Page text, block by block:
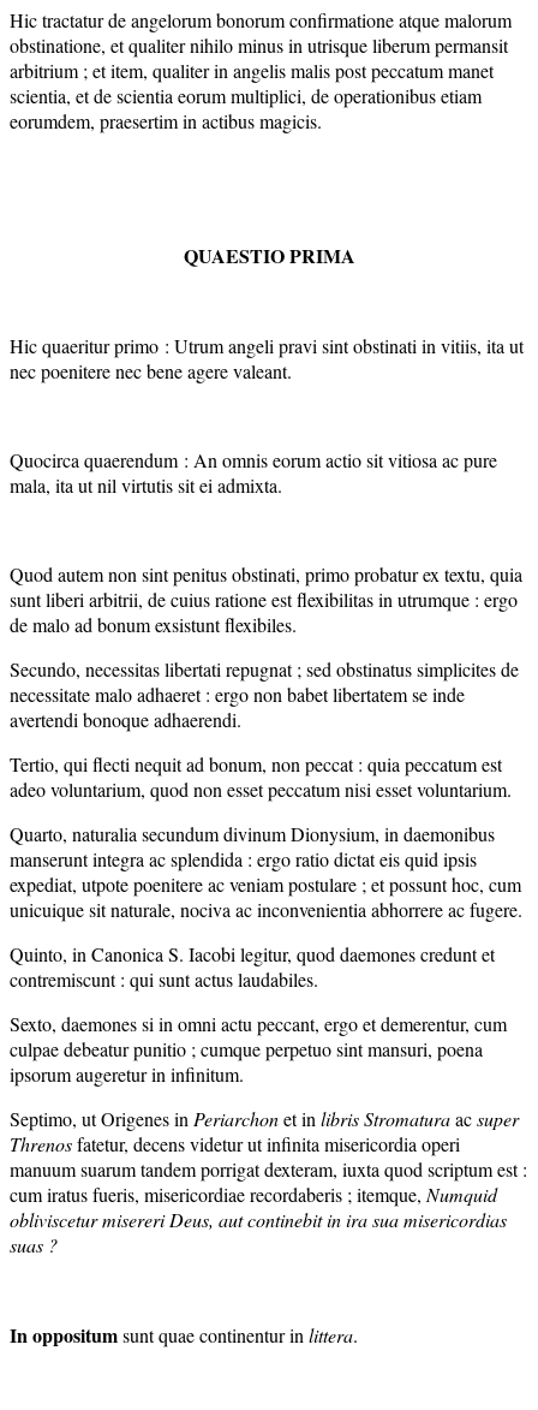
Hic tractatur de angelorum bonorum confirmatione atque malorum
obstinatione, et qualiter nihilo minus in utrisque liberum permansit
arbitrium ; et item, qualiter in angelis malis post peccatum manet
scientia, et de scientia eorum multiplici, de operationibus etiam
eorumdem, praesertim in actibus magicis.
QUAESTIO PRIMA
Hic quaeritur primo : Utrum angeli pravi sint obstinati in vitiis, ita ut
nec poenitere nec bene agere valeant.
Quocirca quaerendum : An omnis eorum actio sit vitiosa ac pure
mala, ita ut nil virtutis sit ei admixta.
Quod autem non sint penitus obstinati, primo probatur ex textu, quia
sunt liberi arbitrii, de cuius ratione est flexibilitas in utrumque : ergo
de malo ad bonum exsistunt flexibiles.
Secundo, necessitas libertati repugnat ; sed obstinatus simplicites de
necessitate malo adhaeret : ergo non babet libertatem se inde
avertendi bonoque adhaerendi.
Tertio, qui flecti nequit ad bonum, non peccat : quia peccatum est
adeo voluntarium, quod non esset peccatum nisi esset voluntarium.
Quarto, naturalia secundum divinum Dionysium, in daemonibus
manserunt integra ac splendida : ergo ratio dictat eis quid ipsis
expediat, utpote poenitere ac veniam postulare ; et possunt hoc, cum
unicuique sit naturale, nociva ac inconvenientia abhorrere ac fugere.
Quinto, in Canonica S. Iacobi legitur, quod daemones credunt et
contremiscunt : qui sunt actus laudabiles.
Sexto, daemones si in omni actu peccant, ergo et demerentur, cum
culpae debeatur punitio ; cumque perpetuo sint mansuri, poena
ipsorum augeretur in infinitum.
Septimo, ut Origenes in Periarchonet in libris Stromaturaacsuper
Threnosfatetur, decens videtur ut infinita misericordia operi
manuum suarum tandem porrigat dexteram, iuxta quod scriptum est :
cum iratus fueris, misericordiae recordaberis ; itemque, Numquid
obliviscetur misereri Deus, aut continebit in ira sua misericordias
suas ?
In oppositumsunt quae continentur in littera.